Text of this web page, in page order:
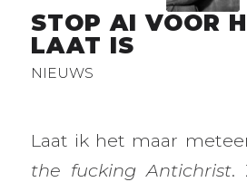
STOP AI VOOR
LAAT IS
NIEUWS
Laat ik het maar
the fucking Antichrist.